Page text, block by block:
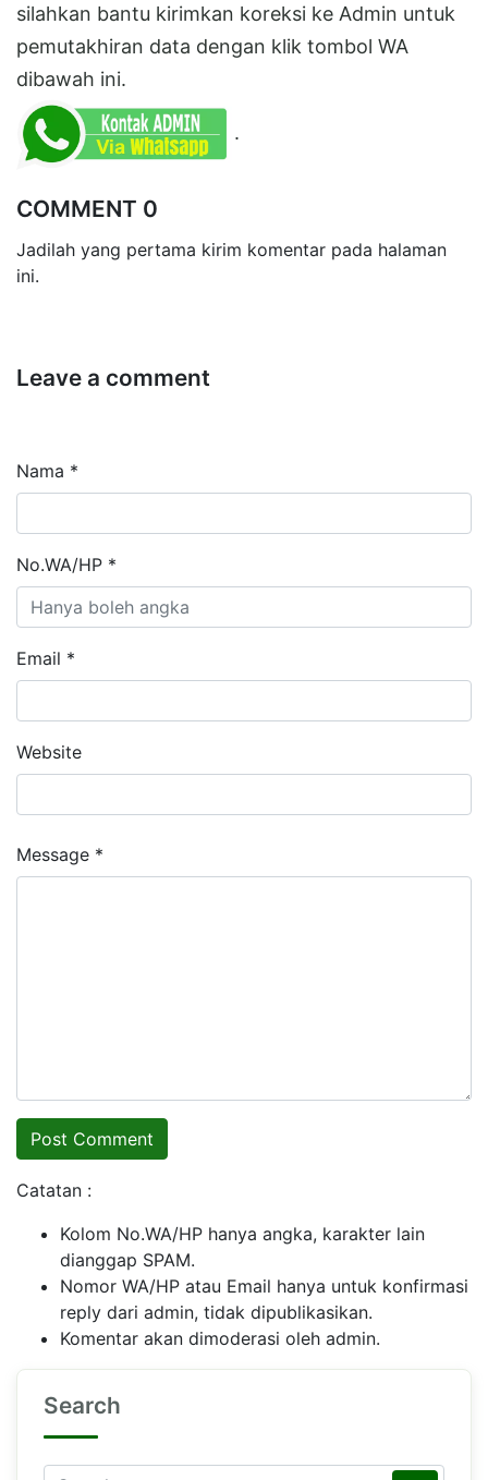
silahkan bantu kirimkan koreksi ke Admin untuk
pemutakhiran data dengan klik tombol WA
dibawah ini.
.
COMMENT 0
Jadilah yang pertama kirim komentar pada halaman
ini.
Leave a comment
Nama *
No.WA/HP *
Email *
Website
Message *
Catatan :
Kolom No.WA/HP hanya angka, karakter lain
dianggap SPAM.
Nomor WA/HP atau Email hanya untuk konfirmasi
reply dari admin, tidak dipublikasikan.
Komentar akan dimoderasi oleh admin.
Search